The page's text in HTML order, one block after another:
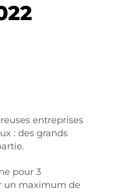
entreprises
: des grands
pour 3
un maximum de